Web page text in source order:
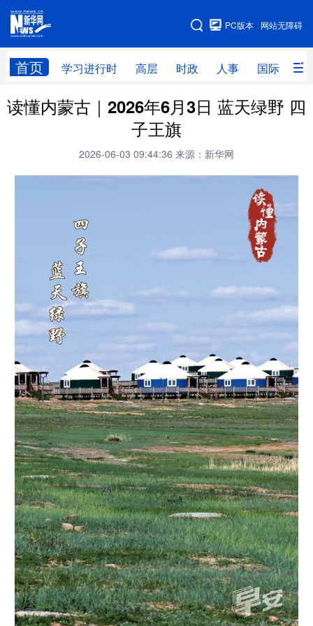
网站无障碍
PC版本
首页 学习进行时 高层 时政 人事 国际 财
网站地图
学习进行时 高层 时政 人事
全球连线
体育
军事
图片 政务
法律
食品 人居 数字经济
学术中国 银龄
城市 旅游 能源 会展
彩票 娱乐 时尚 悦读
公益 一带一路 亚太网 上市公司
文化产业
地方频道
北京 天津 河北 山西
辽宁 吉林 上海 江苏
浙江 安徽 福建 江西
读懂内蒙古｜2026年6月3日 蓝天绿野 四
子王旗
2026-06-03 09:44:36 来源：新华网